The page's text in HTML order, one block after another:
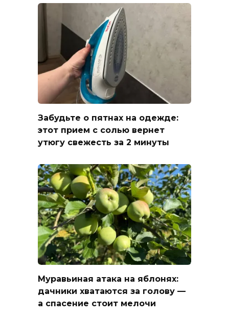
Забудьте о пятнах на одежде:
этот прием с солью вернет
утюгу свежесть за 2 минуты
Муравьиная атака на яблонях:
дачники хватаются за голову —
а спасение стоит мелочи